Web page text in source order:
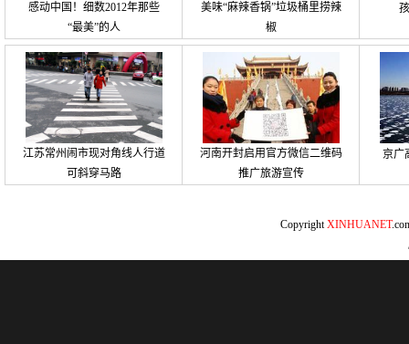
感动中国！细数2012年那些
“最美”的人
美味“麻辣香锅”垃圾桶里捞辣
椒
江苏常州闹市现对角线人行道
可斜穿马路
河南开封启用官方微信二维码
推广旅游宣传
京广
CopyrightXINHUANET